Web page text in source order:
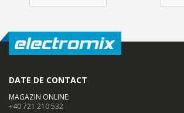
DATE DE CONTACT
MAGAZIN ONLINE:
+40 721 210 532